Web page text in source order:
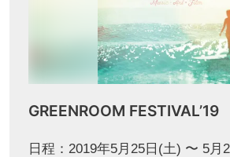
GREENROOM FESTIVAL’19
日程：2019年5月25日(土) 〜 5月